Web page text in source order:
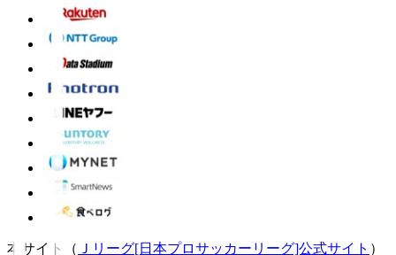
本サイト（ Ｊリーグ[日本プロサッカーリーグ]公式サイト ）